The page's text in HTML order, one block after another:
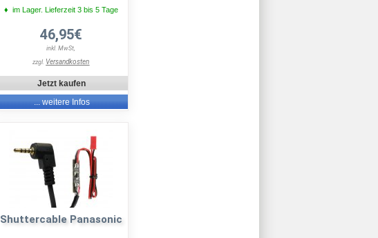
♦ im Lager. Lieferzeit 3 bis 5 Tage
46,95€
inkl. MwSt,
zzgl. Versandkosten
Jetzt kaufen
... weitere Infos
Shuttercable Panasonic